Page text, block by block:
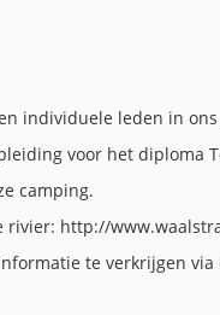
individuele leden in
voor het diploma
camping.
rivier: http://
te verkrijgen via